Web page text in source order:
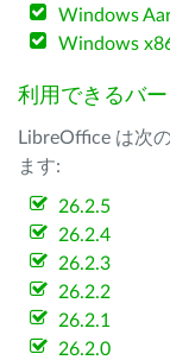
Windows
Windows
利用できるバ
LibreOffice は次
ます:
26.2.5
26.2.4
26.2.3
26.2.2
26.2.1
26.2.0